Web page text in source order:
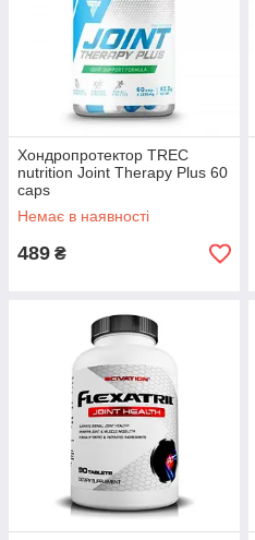
Хондропротектор TREC
nutrition Joint Therapy Plus 60
caps
Немає в наявності
489 ₴